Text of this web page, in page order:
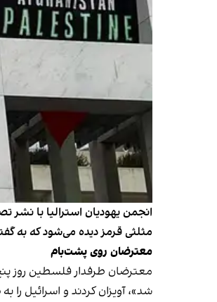
انجمن یهودیان استرالیا با نشر
مثلثی قرمز دیده می‌شود که به
معترضان روی پشت‌بام
معترضان طرفدار فلسطین روز پنج‌شنبه ۱۴ تیر از پشت‌بام ساختمان پارلمان
شد»، آویزان کردند و اسرائیل را